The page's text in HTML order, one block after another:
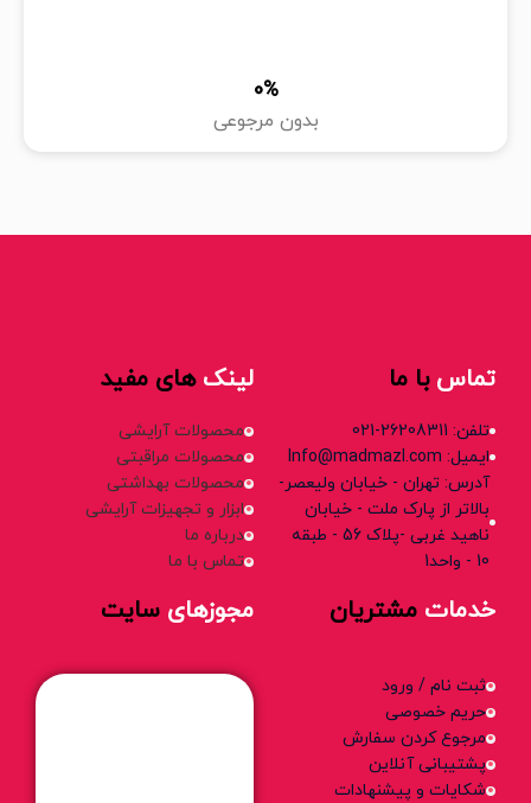
بدون مرجوعی
%
0
تماسبا ما
تلفن: 26208311-021
ایمیل: Info@madmazl.com
آدرس: تهران - خیابان ولیعصر-
بالاتر از پارک ملت - خیابان
ناهید غربی -پلاک 56 - طبقه
10 - واحد1
لینک های مفید
محصولات آرایشی
محصولات مراقبتی
محصولات بهداشتی
ابزار و تجهیزات آرایشی
درباره ما
تماس با ما
خدمات مشتریان
ثبت نام / ورود
حریم خصوصی
مرجوع کردن سفارش
پشتیبانی آنلاین
شکایات و پیشنهادات
مجوزهای سایت